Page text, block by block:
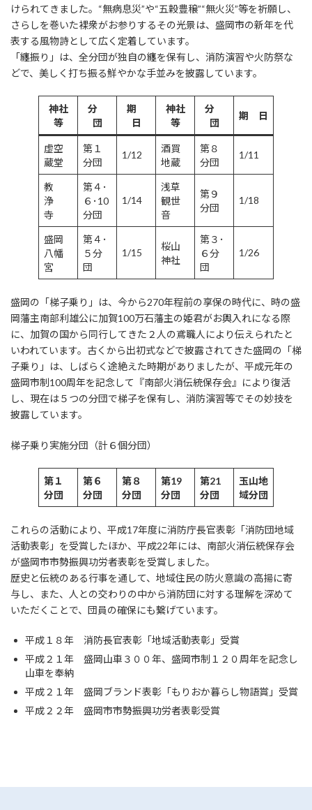
けられてきました。“無病息災”や“五穀豊穣”“無火災”等を祈願し、
さらしを巻いた裸衆がお参りするその光景は、盛岡市の新年を代
表する風物詩として広く定着しています。
「纏振り」は、全分団が独自の纏を保有し、消防演習や火防祭な
どで、美しく打ち振る鮮やかな手並みを披露しています。
神社
等
分
団
期
日
神社
等
分
団
期 日
虚空
蔵堂
第１
分団
1/12
酒買
地蔵
第８
分団
1/11
教
浄
寺
第４･
６･10
分団
1/14
浅草
観世
音
第９
分団
1/18
盛岡
八幡
宮
第４･
５分
団
1/15
桜山
神社
第３･
６分
団
1/26
盛岡の「梯子乗り」は、今から270年程前の享保の時代に、時の盛
岡藩主南部利雄公に加賀100万石藩主の姫君がお輿入れになる際
に、加賀の国から同行してきた２人の鳶職人により伝えられたと
いわれています。古くから出初式などで披露されてきた盛岡の「梯
子乗り」は、しばらく途絶えた時期がありましたが、平成元年の
盛岡市制100周年を記念して『南部火消伝統保存会』により復活
し、現在は５つの分団で梯子を保有し、消防演習等でその妙技を
披露しています。
梯子乗り実施分団（計６個分団）
第１
分団
第６
分団
第８
分団
第19
分団
第21
分団
玉山地
域分団
これらの活動により、平成17年度に消防庁長官表彰「消防団地域
活動表彰」を受賞したほか、平成22年には、南部火消伝統保存会
が盛岡市市勢振興功労者表彰を受賞しました。
歴史と伝統のある行事を通して、地域住民の防火意識の高揚に寄
与し、また、人との交わりの中から消防団に対する理解を深めて
いただくことで、団員の確保にも繋げています。
平成１８年 消防長官表彰「地域活動表彰」受賞
平成２１年 盛岡山車３００年、盛岡市制１２０周年を記念し
山車を奉納
平成２１年 盛岡ブランド表彰「もりおか暮らし物語賞」受賞
平成２２年 盛岡市市勢振興功労者表彰受賞